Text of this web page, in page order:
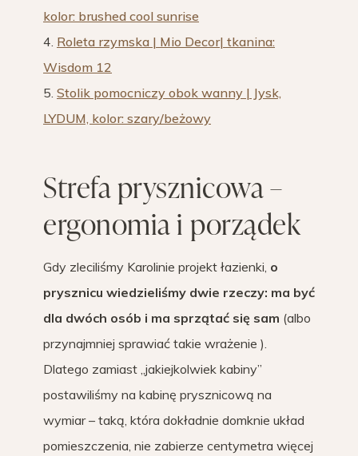
kolor: brushed cool sunrise
4. Roleta rzymska | Mio Decor| tkanina:
Wisdom 12
5. Stolik pomocniczy obok wanny | Jysk,
LYDUM, kolor: szary/beżowy
Strefa prysznicowa –
ergonomia i porządek
Gdy zleciliśmy Karolinie projekt łazienki, o
prysznicu wiedzieliśmy dwie rzeczy: ma być
dla dwóch osób i ma sprzątać się sam (albo
przynajmniej sprawiać takie wrażenie ).
Dlatego zamiast „jakiejkolwiek kabiny”
postawiliśmy na kabinę prysznicową na
wymiar – taką, która dokładnie domknie układ
pomieszczenia, nie zabierze centymetra więcej